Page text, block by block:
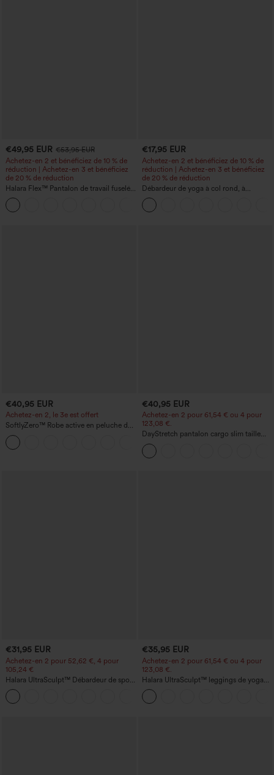
€49,95 EUR €53,95 EUR
Achetez-en 2 et bénéficiez de 10 % de
réduction | Achetez-en 3 et bénéficiez
de 20 % de réduction
Halara Flex™ Pantalon de travail fuselé,
uni, taille haute, avec poches
€17,95 EUR
Achetez-en 2 et bénéficiez de 10 % de
réduction | Achetez-en 3 et bénéficiez
de 20 % de réduction
Débardeur de yoga à col rond, à
fronces, effet rafraîchissant - UPF50+
€40,95 EUR
Achetez-en 2, le 3e est offert
SoftlyZero™ Robe active en peluche dos
nu — Édition Hyper Facile
€40,95 EUR
Achetez-en 2 pour 61,54 € ou 4 pour
123,08 €.
DayStretch pantalon cargo slim taille
haute, poches zippées, uni
€31,95 EUR
Achetez-en 2 pour 52,62 €, 4 pour
105,24 €
Halara UltraSculpt™ Débardeur de sport
à col rond et ourlet arrondi
€35,95 EUR
Achetez-en 2 pour 61,54 € ou 4 pour
123,08 €.
Halara UltraSculpt™ leggings de yoga
taille haute, gainants avec contrôle du
ventre, coupe bootcut, à poches